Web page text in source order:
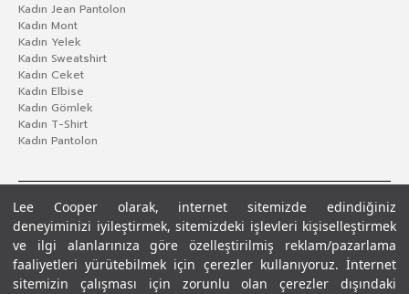
Lee Cooper olarak, internet sitemizde edindiğiniz
deneyiminizi iyileştirmek, sitemizdeki işlevleri kişiselleştirmek
ve ilgi alanlarınıza göre özelleştirilmiş reklam/pazarlama
faaliyetleri yürütebilmek için çerezler kullanıyoruz. İnternet
sitemizin çalışması için zorunlu olan çerezler dışındaki
Kadın Jean Pantolon
Kadın Mont
Kadın Yelek
Kadın Sweatshirt
Kadın Ceket
Kadın Elbise
Kadın Gömlek
Kadın T-Shirt
Kadın Pantolon